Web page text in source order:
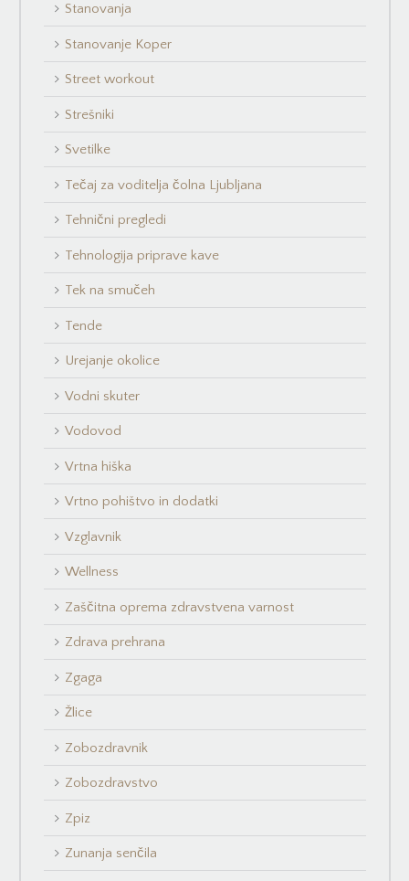
Stanovanja
Stanovanje Koper
Street workout
Strešniki
Svetilke
Tečaj za voditelja čolna Ljubljana
Tehnični pregledi
Tehnologija priprave kave
Tek na smučeh
Tende
Urejanje okolice
Vodni skuter
Vodovod
Vrtna hiška
Vrtno pohištvo in dodatki
Vzglavnik
Wellness
Zaščitna oprema zdravstvena varnost
Zdrava prehrana
Zgaga
Žlice
Zobozdravnik
Zobozdravstvo
Zpiz
Zunanja senčila